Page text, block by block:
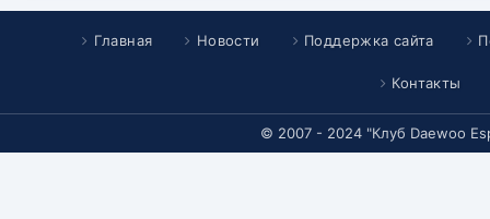
Главная Новости Поддержка сайта
Контакты
© 2007 - 2024 "Клуб Daewoo